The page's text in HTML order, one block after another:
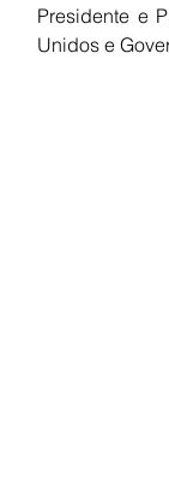
Presidente e
Unidos e